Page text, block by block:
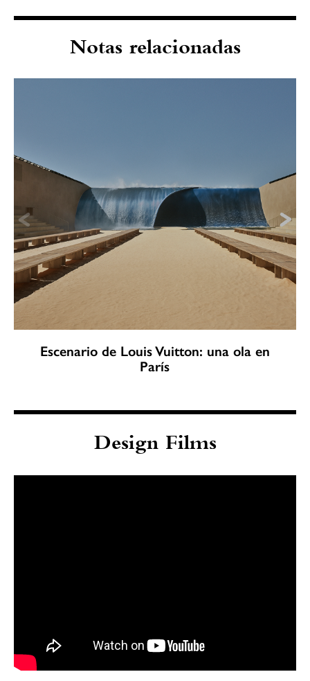
Notas relacionadas
Escenario de Louis Vuitton: una ola en
París
Design Films